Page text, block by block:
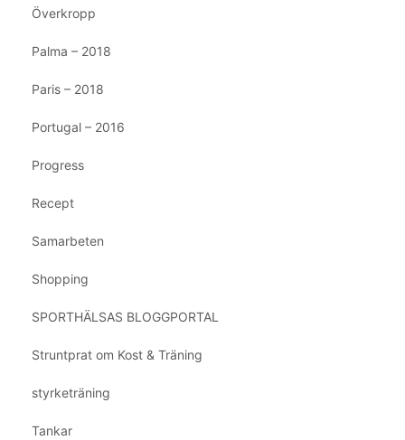
Överkropp
Palma – 2018
Paris – 2018
Portugal – 2016
Progress
Recept
Samarbeten
Shopping
SPORTHÄLSAS BLOGGPORTAL
Struntprat om Kost & Träning
styrketräning
Tankar